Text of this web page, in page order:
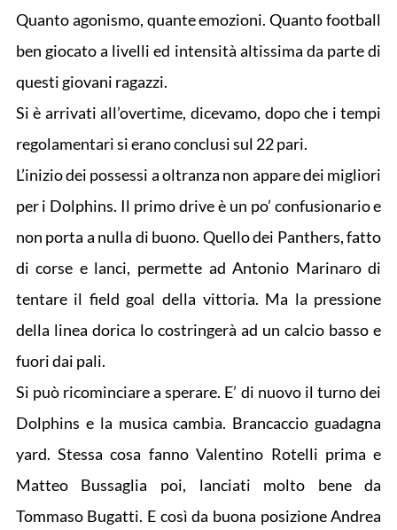
Quanto agonismo, quante emozioni. Quanto football
ben giocato a livelli ed intensità altissima da parte di
questi giovani ragazzi.
Si è arrivati all’overtime, dicevamo, dopo che i tempi
regolamentari si erano conclusi sul 22 pari.
L’inizio dei possessi a oltranza non appare dei migliori
per i Dolphins. Il primo drive è un po’ confusionario e
non porta a nulla di buono. Quello dei Panthers, fatto
di corse e lanci, permette ad Antonio Marinaro di
tentare il field goal della vittoria. Ma la pressione
della linea dorica lo costringerà ad un calcio basso e
fuori dai pali.
Si può ricominciare a sperare. E’ di nuovo il turno dei
Dolphins e la musica cambia. Brancaccio guadagna
yard. Stessa cosa fanno Valentino Rotelli prima e
Matteo Bussaglia poi, lanciati molto bene da
Tommaso Bugatti. E così da buona posizione Andrea